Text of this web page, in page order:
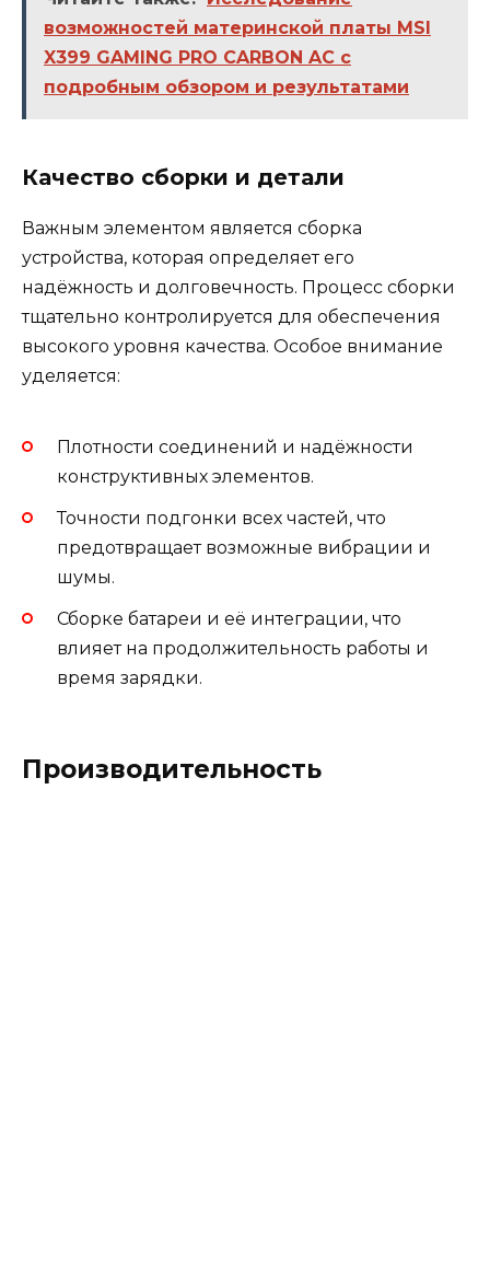
возможностей материнской платы MSI
X399 GAMING PRO CARBON AC с
подробным обзором и результатами
Качество сборки и детали
Важным элементом является сборка
устройства, которая определяет его
надёжность и долговечность. Процесс сборки
тщательно контролируется для обеспечения
высокого уровня качества. Особое внимание
уделяется:
Плотности соединений и надёжности
конструктивных элементов.
Точности подгонки всех частей, что
предотвращает возможные вибрации и
шумы.
Сборке батареи и её интеграции, что
влияет на продолжительность работы и
время зарядки.
Производительность